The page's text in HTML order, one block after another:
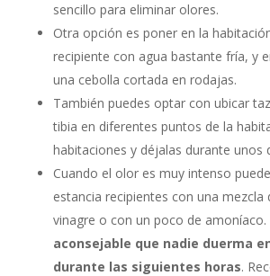
sencillo para eliminar olores.
Otra opción es poner en la
recipiente con agua bastante fría, y
una cebolla cortada en rodajas.
También puedes optar con ubicar
tibia en diferentes puntos de la
habitaciones y déjalas durante unos
Cuando el olor es muy intenso
estancia recipientes con una mezcla
vinagre o con un poco de amoníaco.
aconsejable que nadie duerma
durante las siguientes horas.